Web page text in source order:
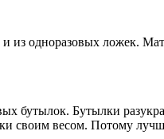
одноразовых ложек.
бутылок. Бутылки
весом. Потому